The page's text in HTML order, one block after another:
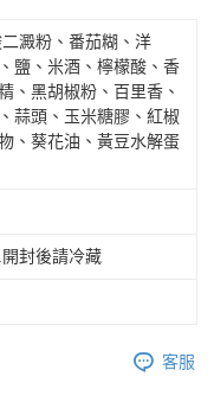
澱粉、番茄糊、洋
鹽、米酒、檸檬酸、香
、黑胡椒粉、百里香、
蒜頭、玉米糖膠、紅椒
、葵花油、黃豆水解蛋
封後請冷藏
客服